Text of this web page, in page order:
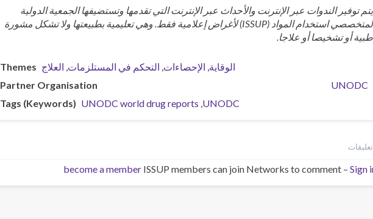
يتم توفير الندوات عبر الإنترنت والأحداث عبر الإنترنت التي تقدمها وتستضيفها الجمعية الدولية
لمتخصصي استخدام المواد (ISSUP) لأغراض إعلامية فقط. وهي تعليمية بطبيعتها ولا تشكل مشورة
طبية أو تشخيصا أو علاجا.
Themes الوقاية الإحصاءات التحكم في المستلزمات العلاج
Partner Organisation
UNODC
Tags (Keywords)
UNODC
UNODC world drug reports
ISSUP members can join Networks to comment –Sign
become a member